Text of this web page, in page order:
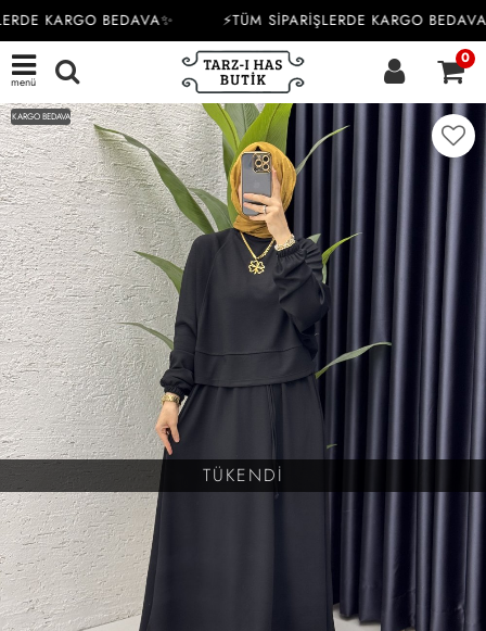
KARGO BEDAVA✨ ⚡TÜM SİPARİŞLERDE KARGO
menü
0
TÜKENDİ
KARGO BEDAVA